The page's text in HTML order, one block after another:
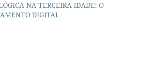
NA TERCEIRA IDADE: O
DIGITAL